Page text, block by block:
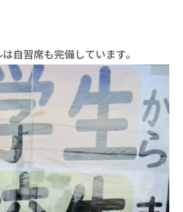
自習席も完備しています。